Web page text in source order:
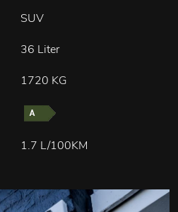
SUV
36 Liter
1720 KG
1.7 L/100KM